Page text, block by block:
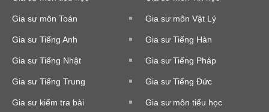
Gia sư môn Toán Gia sư môn Vật Lý
Gia sư Tiếng Anh Gia sư Tiếng Hàn
Gia sư Tiếng Nhật Gia sư Tiếng Pháp
Gia sư Tiếng Trung Gia sư Tiếng Đức
Gia sư kiểm tra bài Gia sư môn tiểu học